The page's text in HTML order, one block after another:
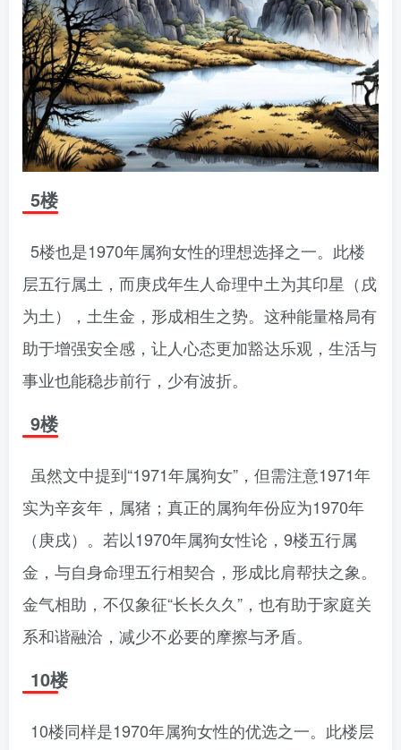
5楼
5楼也是1970年属狗女性的理想选择之一。此楼
层五行属土，而庚戌年生人命理中土为其印星（戌
为土），土生金，形成相生之势。这种能量格局有
助于增强安全感，让人心态更加豁达乐观，生活与
事业也能稳步前行，少有波折。
9楼
虽然文中提到“1971年属狗女”，但需注意1971年
实为辛亥年，属猪；真正的属狗年份应为1970年
（庚戌）。若以1970年属狗女性论，9楼五行属
金，与自身命理五行相契合，形成比肩帮扶之象。
金气相助，不仅象征“长长久久”，也有助于家庭关
系和谐融洽，减少不必要的摩擦与矛盾。
10楼
10楼同样是1970年属狗女性的优选之一。此楼层